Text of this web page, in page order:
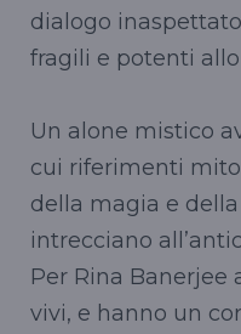
dialogo
fragili e potenti
Un alone mistico
cui riferimenti
della magia e
intrecciano
Per Rina
vivi, e hanno un